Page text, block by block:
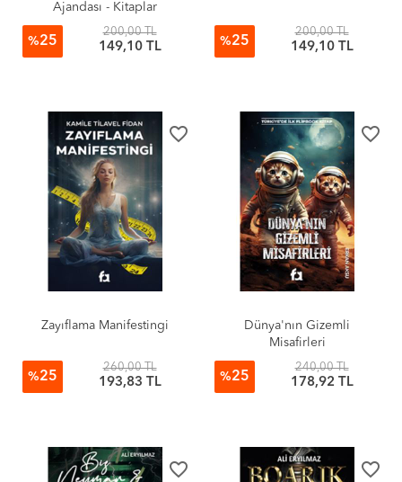
Ajandası - Kitaplar
%25
200,00 TL
149,10 TL %25
200,00 TL
149,10 TL
favorite_border
Zayıflama Manifestingi
%25
260,00 TL
193,83 TL
favorite_border
Dünya'nın Gizemli
Misafirleri
%25
240,00 TL
178,92 TL
favorite_border favorite_border